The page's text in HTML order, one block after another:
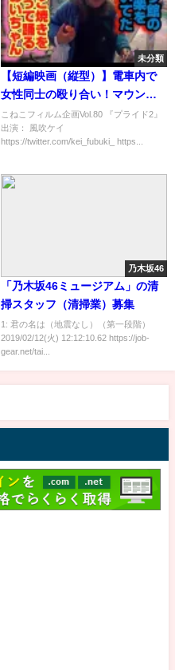
未分類
【短編映画（縦型）】電車内で
女性同士の殴り合い！マウンテ
ィングのなれの果てはいかに...。
#風吹ケイ
こねこフィルム企画Vol.80 『プライド2』
出演： 風吹ケイ
https://twitter.com/kei_fubuki_ https...
乃木坂46
「乃木坂46ミュージアム」の清
掃スタッフ（清掃業）募集
1: 君の名は（地震なし）（第一段階）
2019/02/12(火) 12:12:10.62 https://job-
gear.net/tai...